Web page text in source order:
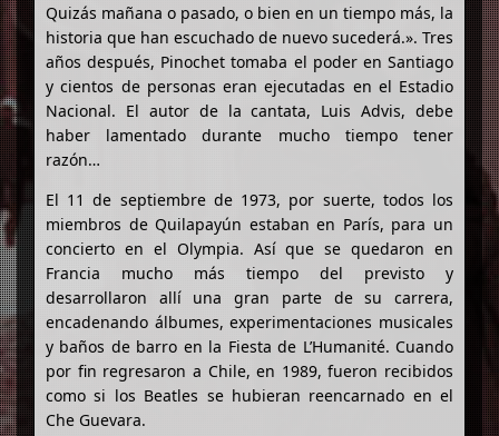
Quizás mañana o pasado, o bien en un tiempo más, la
historia que han escuchado de nuevo sucederá.». Tres
años después, Pinochet tomaba el poder en Santiago
y cientos de personas eran ejecutadas en el Estadio
Nacional. El autor de la cantata, Luis Advis, debe
haber lamentado durante mucho tiempo tener
razón…
El 11 de septiembre de 1973, por suerte, todos los
miembros de Quilapayún estaban en París, para un
concierto en el Olympia. Así que se quedaron en
Francia mucho más tiempo del previsto y
desarrollaron allí una gran parte de su carrera,
encadenando álbumes, experimentaciones musicales
y baños de barro en la Fiesta de L’Humanité. Cuando
por fin regresaron a Chile, en 1989, fueron recibidos
como si los Beatles se hubieran reencarnado en el
Che Guevara.